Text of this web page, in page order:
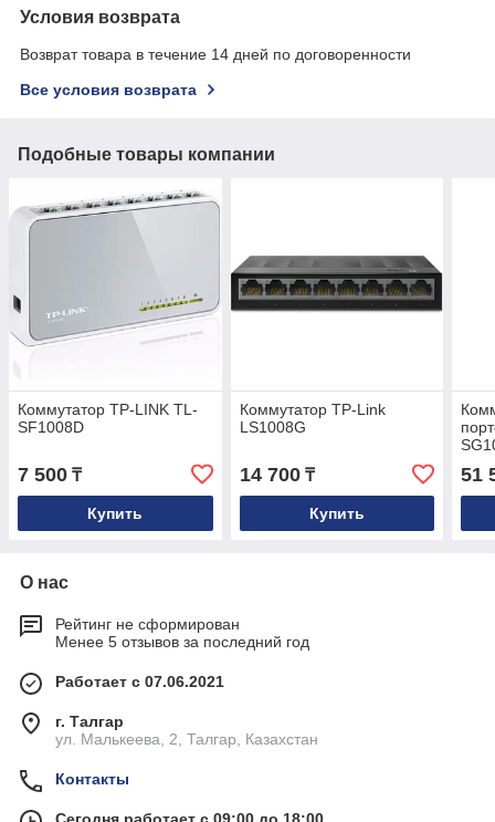
Условия возврата
Возврат товара в течение 14 дней по договоренности
Все условия возврата
Подобные товары компании
Коммутатор TP-LINK TL-
SF1008D
7 500 ₸
Купить
Коммутатор TP-Link
LS1008G
14 700₸
Купить
51
О нас
Рейтинг не сформирован
Менее 5 отзывов за последний год
Работает с 07.06.2021
г. Талгар
ул. Малькеева, 2, Талгар, Казахстан
Контакты